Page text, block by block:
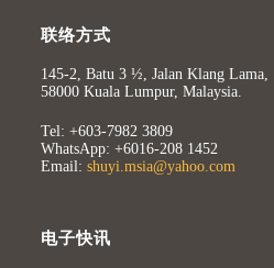
联络方式
145-2, Batu 3 ½, Jalan Klang Lama,
58000 Kuala Lumpur, Malaysia.
Tel: +603-7982 3809
WhatsApp: +6016-208 1452
Email:shuyi.msia@yahoo.com
电子快讯